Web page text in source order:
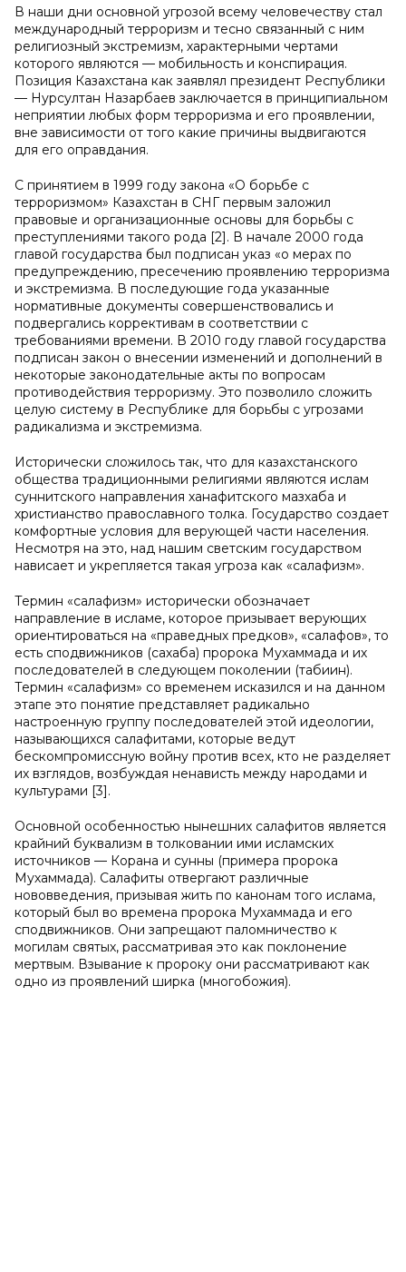
В наши дни основной угрозой всему человечеству стал
международный терроризм и тесно связанный с ним
религиозный экстремизм, характерными чертами
которого являются — мобильность и конспирация.
Позиция Казахстана как заявлял президент Республики
— Нурсултан Назарбаев заключается в принципиальном
неприятии любых форм терроризма и его проявлении,
вне зависимости от того какие причины выдвигаются
для его оправдания.
С принятием в 1999 году закона «О борьбе с
терроризмом» Казахстан в СНГ первым заложил
правовые и организационные основы для борьбы с
преступлениями такого рода [2]. В начале 2000 года
главой государства был подписан указ «о мерах по
предупреждению, пресечению проявлению терроризма
и экстремизма. В последующие года указанные
нормативные документы совершенствовались и
подвергались коррективам в соответствии с
требованиями времени. В 2010 году главой государства
подписан закон о внесении изменений и дополнений в
некоторые законодательные акты по вопросам
противодействия терроризму. Это позволило сложить
целую систему в Республике для борьбы с угрозами
радикализма и экстремизма.
Исторически сложилось так, что для казахстанского
общества традиционными религиями являются ислам
суннитского направления ханафитского мазхаба и
христианство православного толка. Государство создает
комфортные условия для верующей части населения.
Несмотря на это, над нашим светским государством
нависает и укрепляется такая угроза как «салафизм».
Термин «салафизм» исторически обозначает
направление в исламе, которое призывает верующих
ориентироваться на «праведных предков», «салафов», то
есть сподвижников (сахаба) пророка Мухаммада и их
последователей в следующем поколении (табиин).
Термин «салафизм» со временем исказился и на данном
этапе это понятие представляет радикально
настроенную группу последователей этой идеологии,
называющихся салафитами, которые ведут
бескомпромиссную войну против всех, кто не разделяет
их взглядов, возбуждая ненависть между народами и
культурами [3].
Основной особенностью нынешних салафитов является
крайний буквализм в толковании ими исламских
источников — Корана и сунны (примера пророка
Мухаммада). Салафиты отвергают различные
нововведения, призывая жить по канонам того ислама,
который был во времена пророка Мухаммада и его
сподвижников. Они запрещают паломничество к
могилам святых, рассматривая это как поклонение
мертвым. Взывание к пророку они рассматривают как
одно из проявлений ширка (многобожия).